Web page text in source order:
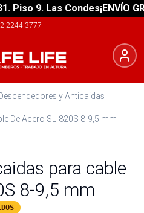
9. Las Condes¡ENVÍO
2244 3777 |
y Anticaidas
De Acero SL-820S 8-9,5 mm
para cable
8-9,5 mm